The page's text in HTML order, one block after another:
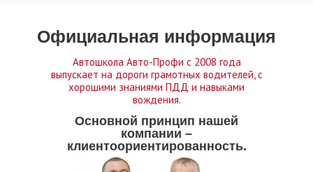
Официальная информация
Автошкола Авто-Профи с 2008 года
выпускает на дороги грамотных водителей, с
хорошими знаниями ПДД и навыками
вождения.
Основной принцип нашей
компании –
клиентоориентированность.